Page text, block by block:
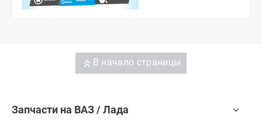
В начало страницы
Запчасти на ВАЗ / Лада